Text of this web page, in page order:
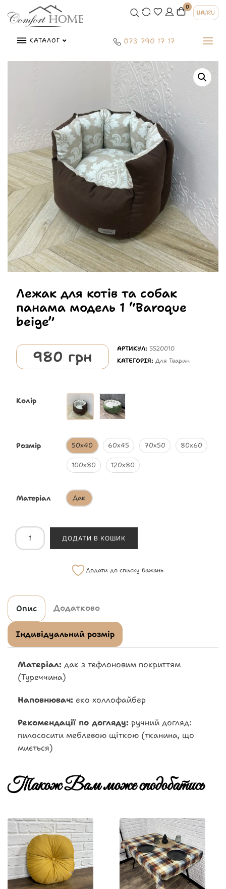
0
UA/RU
КАТАЛОГ 073 790 17 17
Лежак для котів та собак
панама модель 1 “Baroque
beige”
980 грн АРТИКУЛ: 5520010
КАТЕГОРІЯ:Для Тварин
Колір
Розмір 50х40 60х45 70х50 80х60
100х80 120х80
Матеріал Дак
ДОДАТИ В КОШИК
Додати до списку бажань
Опис Додатково
Індивідуальний розмір
Матеріал: дак з тефлоновим покриттям
(Туреччина)
Наповнювач: еко холлофайбер
Рекомендації по догляду: ручний догляд:
пилососити меблевою щіткою (тканина, що
миється)
Також Вам може сподобатись